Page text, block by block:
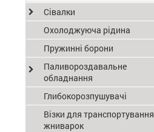
Сівалки
Охолоджуюча рідина
Пружинні борони
Паливороздавальне
обладнання
Глибокорозпушувачі
Візки для транспортування
жниварок